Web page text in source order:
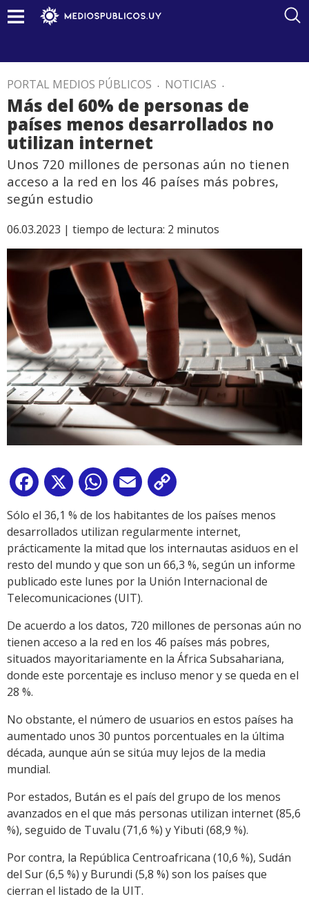
PORTAL MEDIOS PÚBLICOS . NOTICIAS .
Más del 60% de personas de
países menos desarrollados no
utilizan internet
Unos 720 millones de personas aún no tienen
acceso a la red en los 46 países más pobres,
según estudio
06.03.2023 | tiempo de lectura: 2 minutos
Facebook
X WhatsApp
Email
Link
Sólo el 36,1 % de los habitantes de los países menos
desarrollados utilizan regularmente internet,
prácticamente la mitad que los internautas asiduos en el
resto del mundo y que son un 66,3 %, según un informe
publicado este lunes por la Unión Internacional de
Telecomunicaciones (UIT).
De acuerdo a los datos, 720 millones de personas aún no
tienen acceso a la red en los 46 países más pobres,
situados mayoritariamente en la África Subsahariana,
donde este porcentaje es incluso menor y se queda en el
28 %.
No obstante, el número de usuarios en estos países ha
aumentado unos 30 puntos porcentuales en la última
década, aunque aún se sitúa muy lejos de la media
mundial.
Por estados, Bután es el país del grupo de los menos
avanzados en el que más personas utilizan internet (85,6
%), seguido de Tuvalu (71,6 %) y Yibuti (68,9 %).
Por contra, la República Centroafricana (10,6 %), Sudán
del Sur (6,5 %) y Burundi (5,8 %) son los países que
cierran el listado de la UIT.